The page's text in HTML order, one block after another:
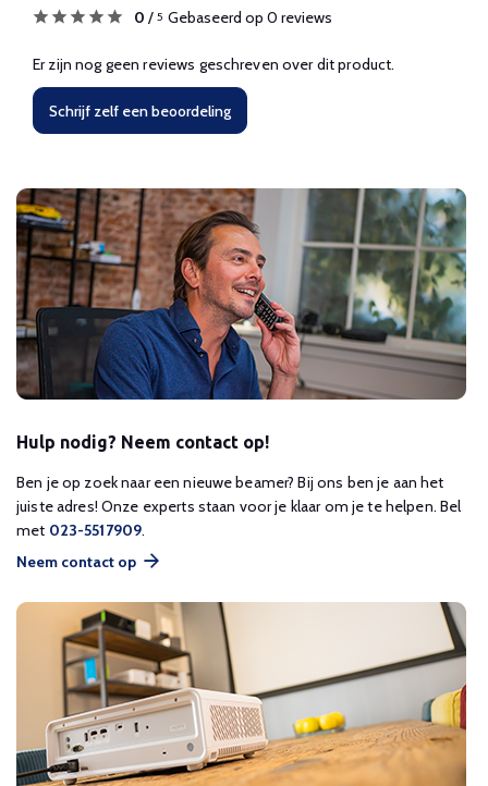
0 / 5 Gebaseerd op 0 reviews
Er zijn nog geen reviews geschreven over dit product.
Schrijf zelf een beoordeling
Hulp nodig? Neem contact op!
Ben je op zoek naar een nieuwe beamer? Bij ons ben je aan het
juiste adres! Onze experts staan voor je klaar om je te helpen. Bel
met 023-5517909.
Neem contact op